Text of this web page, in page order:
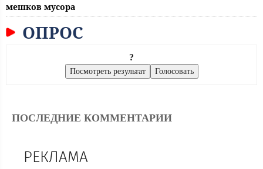
мешков мусора
ОПРОС
?
ПОСЛЕДНИЕ КОММЕНТАРИИ
РЕКЛАМА